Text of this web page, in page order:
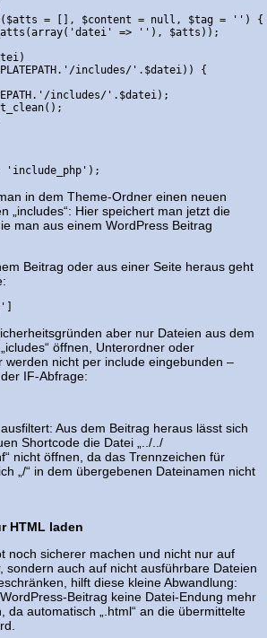
= [], $content = null, $tag = '') {
=> ''), $atts));
includes/'.$datei)) {
includes/'.$datei);
in dem Theme-Ordner einen neuen
„includes“: Hier speichert man jetzt die
man aus einem WordPress Beitrag
Beitrag oder aus einer Seite heraus geht
aber nur Dateien aus dem
öffnen, Unterordner oder
werden nicht per include eingebunden –
IF-Abfrage:
Aus dem Beitrag heraus lässt sich
Shortcode die Datei „../../
nicht öffnen, da das Trennzeichen für
„/“ in dem übergebenen Dateinamen nicht
HTML laden
noch sicherer machen und nicht nur auf
sondern auch auf nicht ausführbare Dateien
hilft diese kleine Abwandlung:
Beitrag keine Datei-Endung mehr
da automatisch „.html“ an die übermittelte